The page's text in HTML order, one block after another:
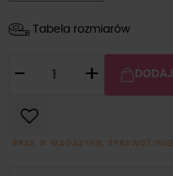
Tabela rozmiarów
- +
BRAK W MAGAZYNIE, SPRAWDŹ